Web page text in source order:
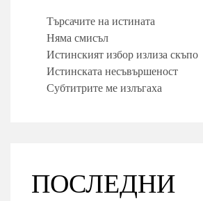
Търсачите на истината
Няма смисъл
Истинският избор излиза скъпо
Истинската несъвършеност
Субтитрите ме излъгаха
ПОСЛЕДНИ